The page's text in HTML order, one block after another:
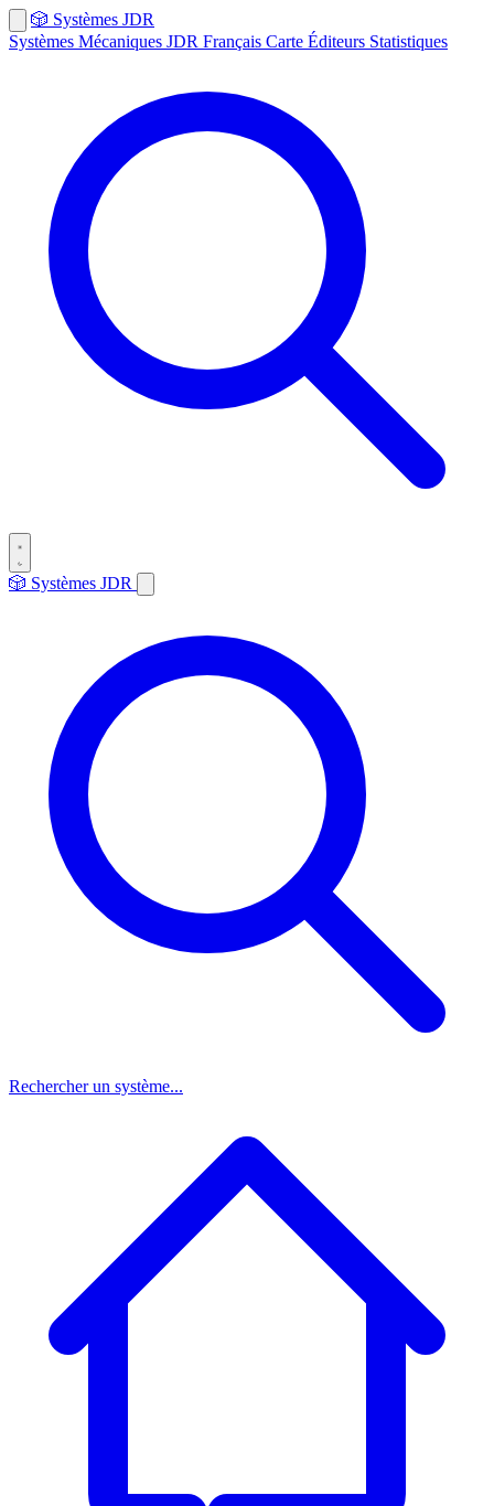
🎲 Systèmes JDR
Systèmes Mécaniques JDR Français Carte Éditeurs Statistiques
🎲 Systèmes JDR
Rechercher un système...